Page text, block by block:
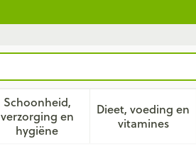
Schoonheid,
verzorging en
hygiëneToon submenu voor
Dieet, voeding en
vitamines
Toon